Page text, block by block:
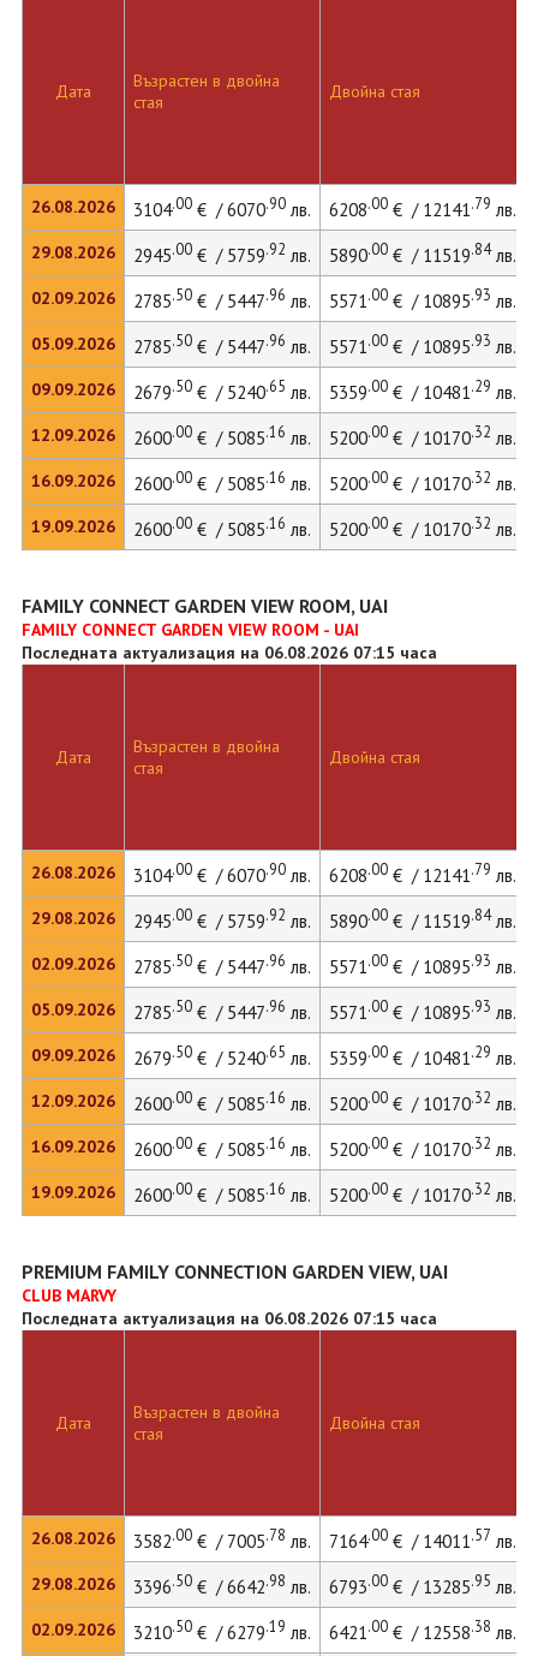
Дата
26.08.2026
29.08.2026
02.09.2026
05.09.2026
09.09.2026
12.09.2026
16.09.2026
19.09.2026
Възрастен в двойна
стая
Двойна стая
3104.00€ / 6070.90лв. 6208.00€ / 12141.79 лв.
2945.00€ / 5759.92 лв. 5890.00€ / 11519.84лв.
2785.50€ / 5447.96 лв. 5571.00€ / 10895.93 лв.
2785.50€ / 5447.96 лв. 5571.00€ / 10895.93 лв.
2679.50€ / 5240.65 лв. 5359.00€ / 10481.29 лв.
2600.00€ / 5085.16 лв. 5200.00€ / 10170.32 лв.
2600.00€ / 5085.16 лв. 5200.00€ / 10170.32 лв.
2600.00€ / 5085.16 лв. 5200.00€ / 10170.32 лв.
FAMILY CONNECT GARDEN VIEW ROOM, UAI
FAMILY CONNECT GARDEN VIEW ROOM - UAI
Последната актуализация на 06.08.2026 07:15 часа
Дата
26.08.2026
29.08.2026
02.09.2026
05.09.2026
09.09.2026
12.09.2026
16.09.2026
19.09.2026
Възрастен в двойна
стая
Двойна стая
3104.00€ / 6070.90лв. 6208.00€ / 12141.79 лв.
2945.00€ / 5759.92 лв. 5890.00€ / 11519.84лв.
2785.50€ / 5447.96 лв. 5571.00€ / 10895.93 лв.
2785.50€ / 5447.96 лв. 5571.00€ / 10895.93 лв.
2679.50€ / 5240.65 лв. 5359.00€ / 10481.29 лв.
2600.00€ / 5085.16 лв. 5200.00€ / 10170.32 лв.
2600.00€ / 5085.16 лв. 5200.00€ / 10170.32 лв.
2600.00€ / 5085.16 лв. 5200.00€ / 10170.32 лв.
PREMIUM FAMILY CONNECTION GARDEN VIEW, UAI
CLUB MARVY
Последната актуализация на 06.08.2026 07:15 часа
Дата
26.08.2026
29.08.2026
02.09.2026
Възрастен в двойна
стая
Двойна стая
3582.00€ / 7005.78 лв. 7164.00€ / 14011.57 лв.
3396.50€ / 6642.98 лв. 6793.00€ / 13285.95 лв.
3210.50€ / 6279.19 лв. 6421.00€ / 12558.38 лв.